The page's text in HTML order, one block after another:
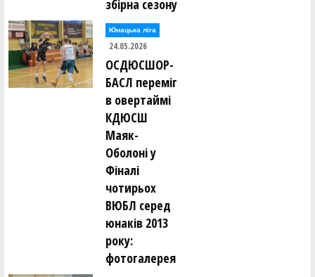
збірна сезону
Юнацька ліга
24.05.2026
ОСДЮСШОР-
БАСЛ переміг
в овертаймі
КДЮСШ
Маяк-
Оболоні у
Фіналі
чотирьох
ВЮБЛ серед
юнаків 2013
року:
фотогалерея